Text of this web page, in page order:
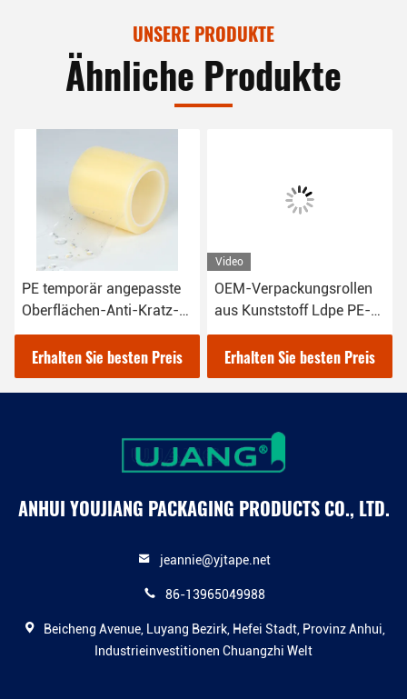
UNSERE PRODUKTE
Ähnliche Produkte
PE temporär angepasste
Oberflächen-Anti-Kratz-
Plastik-
Klebstoffschutzfolie für
Acrylbleche
Erhalten Sie besten Preis
Video
OEM-Verpackungsrollen
aus Kunststoff Ldpe PE-
Stretchfilm
Erhalten Sie besten Preis
ANHUI YOUJIANG PACKAGING PRODUCTS CO., LTD.
jeannie@yjtape.net
86-13965049988
Beicheng Avenue, Luyang Bezirk, Hefei Stadt, Provinz Anhui,
Industrieinvestitionen Chuangzhi Welt